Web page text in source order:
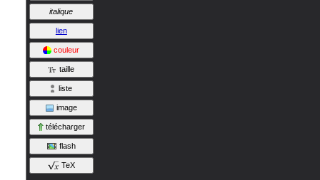
italique
lien
couleur
taille
liste
image
télécharger
flash
TeX